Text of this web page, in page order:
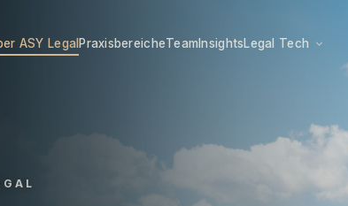
ASY LegalPraxisbereicheTeamInsightsLegal Tech